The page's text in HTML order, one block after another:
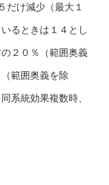
だけ減少（最大１
るときは１４とし
２０％（範囲奥義
範囲奥義を除
系統効果複数時、